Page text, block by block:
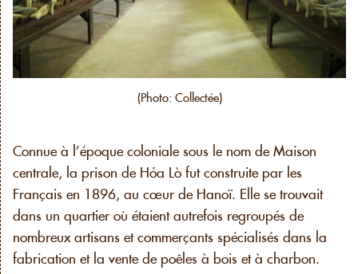
(Photo: Collectée)
Connue à l’époque coloniale sous le nom de Maison
centrale, la prison de Hỏa Lò fut construite par les
Français en 1896, au cœur de Hanoï. Elle se trouvait
dans un quartier où étaient autrefois regroupés de
nombreux artisans et commerçants spécialisés dans la
fabrication et la vente de poêles à bois et à charbon.